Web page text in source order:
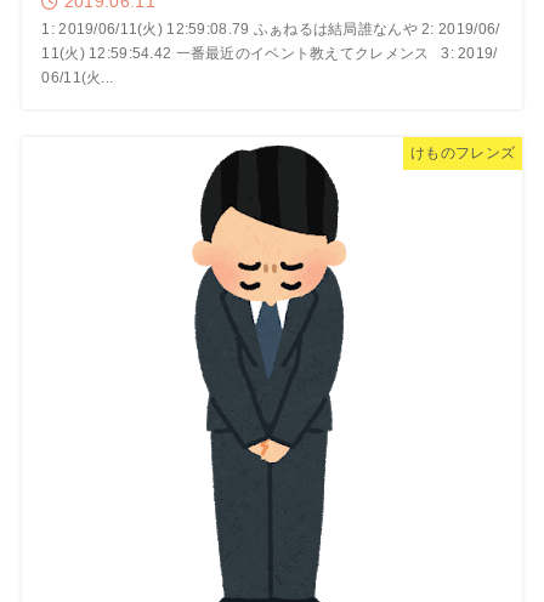
1: 2019/06/11(火) 12:59:08.79 ふぁねるは結局誰なんや 2: 2019/06/
11(火) 12:59:54.42 一番最近のイベント教えてクレメンス 3: 2019/
06/11(火...
けものフレンズ